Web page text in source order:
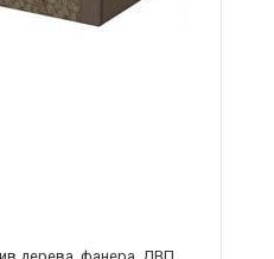
дерева, фанера, ДВП